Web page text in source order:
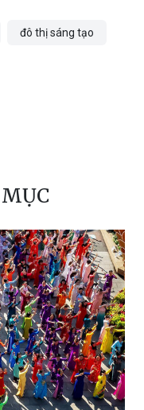
đô thị sáng tạo